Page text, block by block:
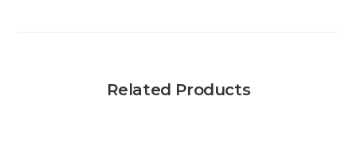
Related Products